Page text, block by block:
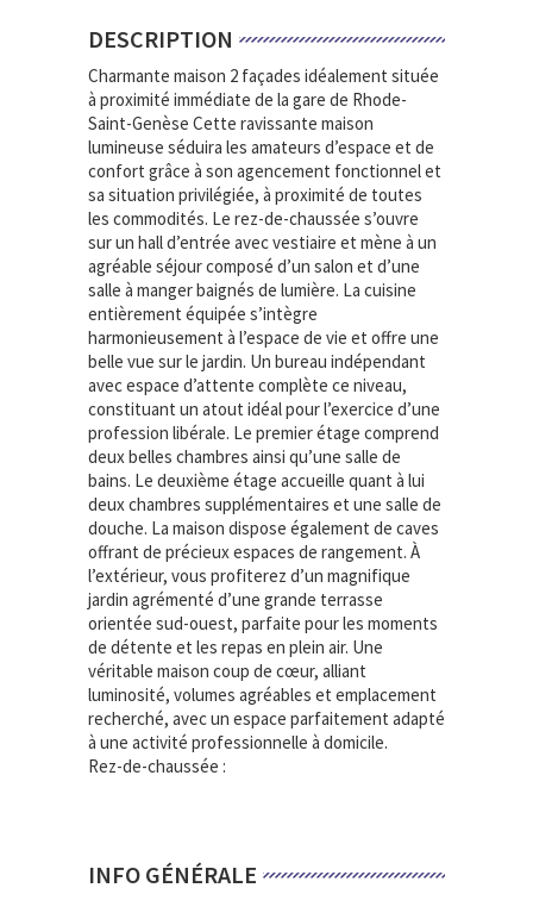
DESCRIPTION
Charmante maison 2 façades idéalement située
à proximité immédiate de la gare de Rhode-
Saint-Genèse Cette ravissante maison
lumineuse séduira les amateurs d’espace et de
confort grâce à son agencement fonctionnel et
sa situation privilégiée, à proximité de toutes
les commodités. Le rez-de-chaussée s’ouvre
sur un hall d’entrée avec vestiaire et mène à un
agréable séjour composé d’un salon et d’une
salle à manger baignés de lumière. La cuisine
entièrement équipée s’intègre
harmonieusement à l’espace de vie et offre une
belle vue sur le jardin. Un bureau indépendant
avec espace d’attente complète ce niveau,
constituant un atout idéal pour l’exercice d’une
profession libérale. Le premier étage comprend
deux belles chambres ainsi qu’une salle de
bains. Le deuxième étage accueille quant à lui
deux chambres supplémentaires et une salle de
douche. La maison dispose également de caves
offrant de précieux espaces de rangement. À
l’extérieur, vous profiterez d’un magnifique
jardin agrémenté d’une grande terrasse
orientée sud-ouest, parfaite pour les moments
de détente et les repas en plein air. Une
véritable maison coup de cœur, alliant
luminosité, volumes agréables et emplacement
recherché, avec un espace parfaitement adapté
à une activité professionnelle à domicile.
Rez-de-chaussée :
INFO GÉNÉRALE